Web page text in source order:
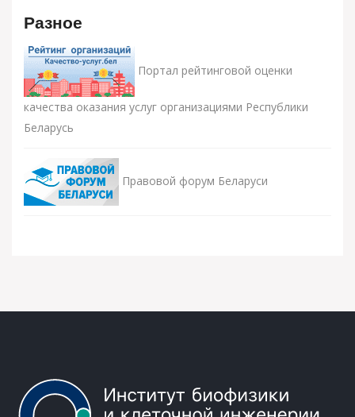
Разное
Портал рейтинговой оценки
качества оказания услуг организациями Республики
Беларусь
Правовой форум Беларуси